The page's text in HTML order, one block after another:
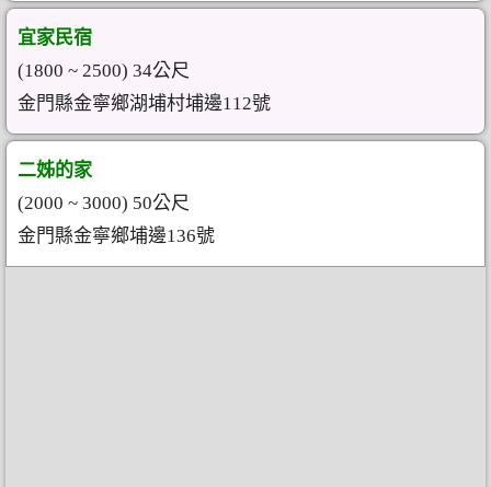
宜家民宿
(1800 ~ 2500) 34公尺
金門縣金寧鄉湖埔村埔邊112號
二姊的家
(2000 ~ 3000) 50公尺
金門縣金寧鄉埔邊136號